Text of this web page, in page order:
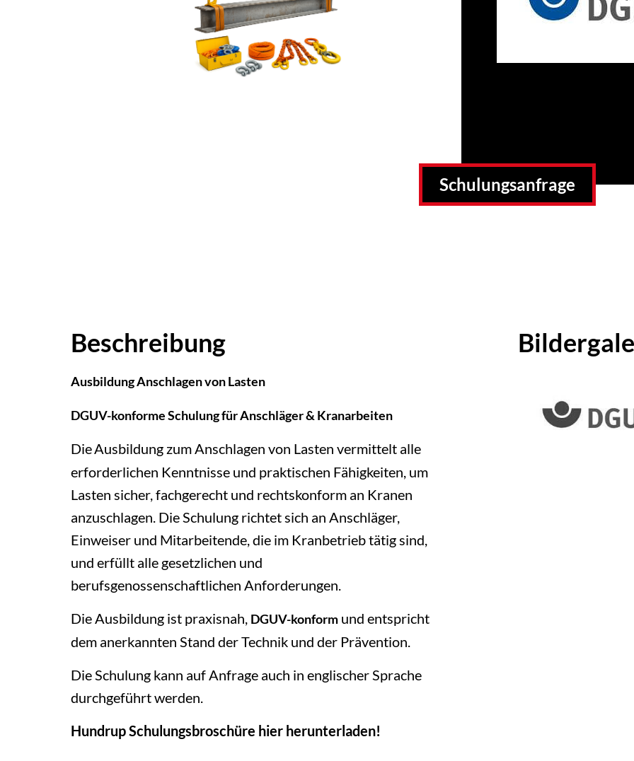
Schulungsanfrage
Beschreibung
Ausbildung Anschlagen von Lasten
DGUV-konforme Schulung für Anschläger & Kranarbeiten
DieAusbildung zum Anschlagen von Lasten vermittelt alle
erforderlichen Kenntnisse und praktischen Fähigkeiten, um
Lasten sicher, fachgerecht und rechtskonform an Kranen
anzuschlagen. Die Schulung richtet sich an Anschläger,
Einweiser und Mitarbeitende, die im Kranbetrieb tätig sind,
und erfüllt alle gesetzlichen und
berufsgenossenschaftlichen Anforderungen.
Die Ausbildung ist praxisnah, DGUV-konform und entspricht
dem anerkannten Stand der Technik und der Prävention.
Die Schulung kann auf Anfrage auch in englischer Sprache
durchgeführt werden.
Hundrup Schulungsbroschüre hier herunterladen!